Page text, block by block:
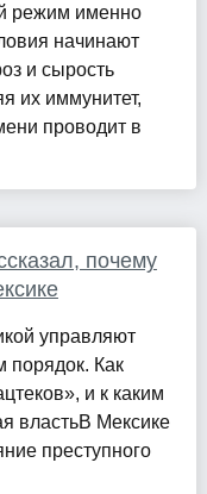
режим именно
начинают
и сырость
их иммунитет,
проводит в
почему
управляют
порядок. Как
и к каким
властьВ Мексике
преступного